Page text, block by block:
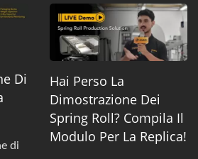
Di
di
Hai Perso La
Dimostrazione Dei
Spring Roll? Compila Il
Modulo Per La Replica!